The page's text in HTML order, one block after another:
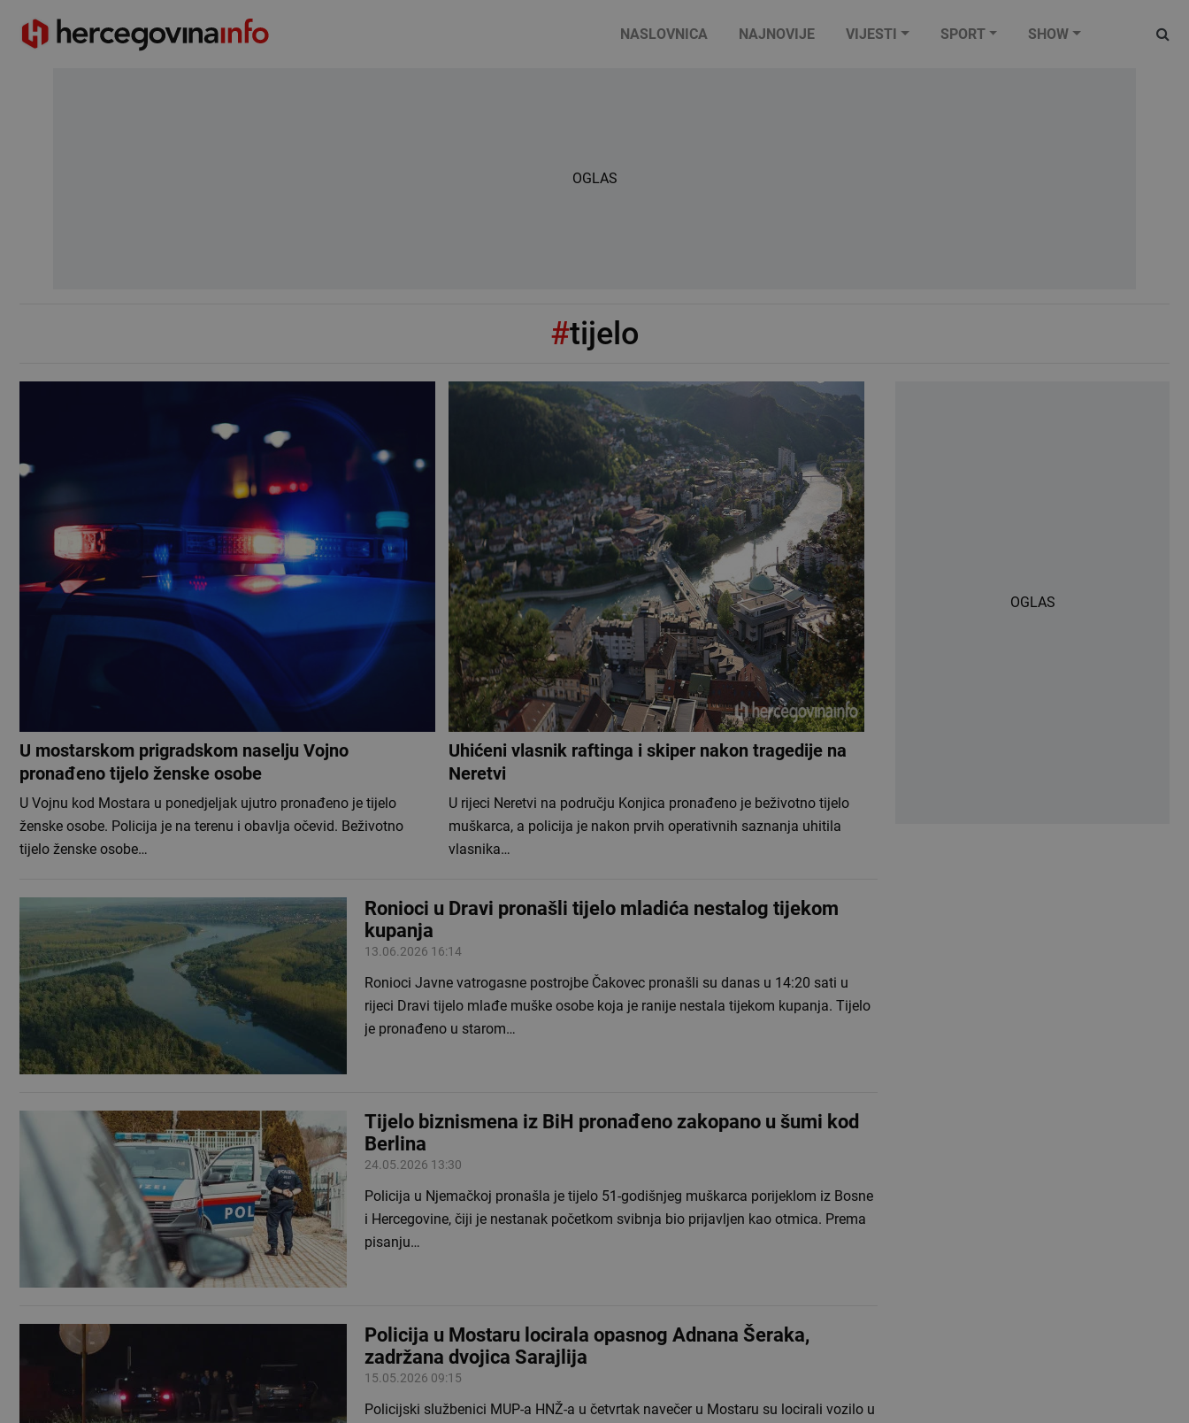
NASLOVNICA NAJNOVIJE VIJESTI SPORT SHOW
OGLAS
#tijelo
U mostarskom prigradskom naselju Vojno
pronađeno tijelo ženske osobe
U Vojnu kod Mostara u ponedjeljak ujutro pronađeno je tijelo
ženske osobe. Policija je na terenu i obavlja očevid. Beživotno
tijelo ženske osobe…
Uhićeni vlasnik raftinga i skiper nakon tragedije na
Neretvi
U rijeci Neretvi na području Konjica pronađeno je beživotno tijelo
muškarca, a policija je nakon prvih operativnih saznanja uhitila
vlasnika…
Ronioci u Dravi pronašli tijelo mladića nestalog tijekom
kupanja
13.06.2026 16:14
Ronioci Javne vatrogasne postrojbe Čakovec pronašli su danas u 14:20 sati u
rijeci Dravi tijelo mlađe muške osobe koja je ranije nestala tijekom kupanja. Tijelo
je pronađeno u starom…
Tijelo biznismena iz BiH pronađeno zakopano u šumi kod
Berlina
24.05.2026 13:30
Policija u Njemačkoj pronašla je tijelo 51-godišnjeg muškarca porijeklom iz Bosne
i Hercegovine, čiji je nestanak početkom svibnja bio prijavljen kao otmica. Prema
pisanju…
Policija u Mostaru locirala opasnog Adnana Šeraka,
zadržana dvojica Sarajlija
15.05.2026 09:15
Policijski službenici MUP-a HNŽ-a u četvrtak navečer u Mostaru su locirali vozilo u
OGLAS